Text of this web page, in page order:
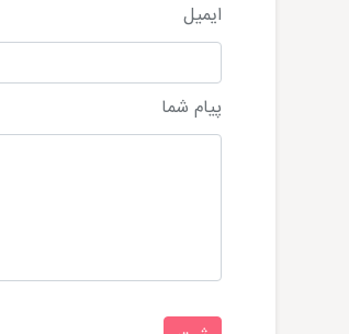
ایمیل
پیام شما